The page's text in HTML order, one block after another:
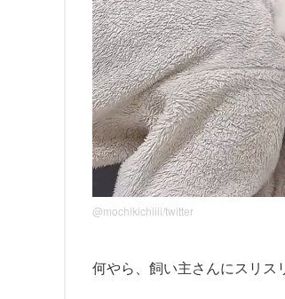
@mochikichiiii/twitter
何やら、飼い主さんにスリス